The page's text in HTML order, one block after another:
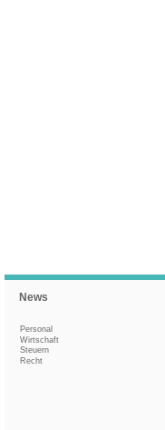
News
Personal
Wirtschaft
Steuern
Recht